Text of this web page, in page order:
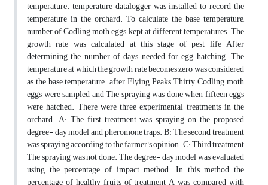
temperature. temperature datalogger was installed to record the
temperature in the orchard. To calculate the base temperature,
number of Codling moth eggs kept at different temperatures. The
growth rate was calculated at this stage of pest life After
determining the number of days needed for egg hatching. The
temperature at which the growth rate becomes zero was considered
as the base temperature. after Flying Peaks, Thirty Codling moth
eggs were sampled and The spraying was done when fifteen eggs
were hatched. There were three experimental treatments in the
orchard. A: The first treatment was spraying on the proposed
degree- day model and pheromone traps. B: The second treatment
was spraying according to the farmer's opinion. C: Third treatment
The spraying was not done. The degree- day model was evaluated
using the percentage of impact method. In this method the